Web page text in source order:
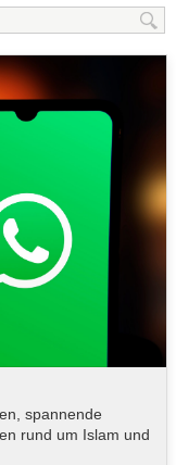
spannende
rund um Islam und